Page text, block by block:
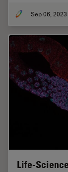
Sep 06, 2023
Life-